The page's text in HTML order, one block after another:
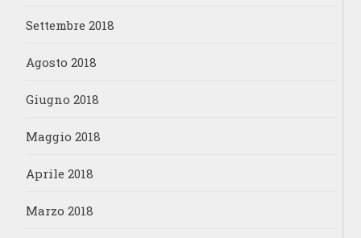
Settembre 2018
Agosto 2018
Giugno 2018
Maggio 2018
Aprile 2018
Marzo 2018